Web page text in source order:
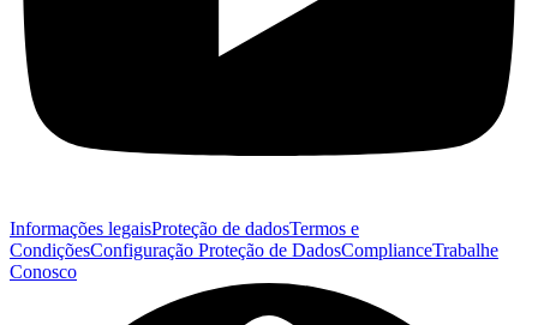
Informações legaisProteção de dadosTermos e
CondiçõesConfiguração Proteção de DadosComplianceTrabalhe
Conosco